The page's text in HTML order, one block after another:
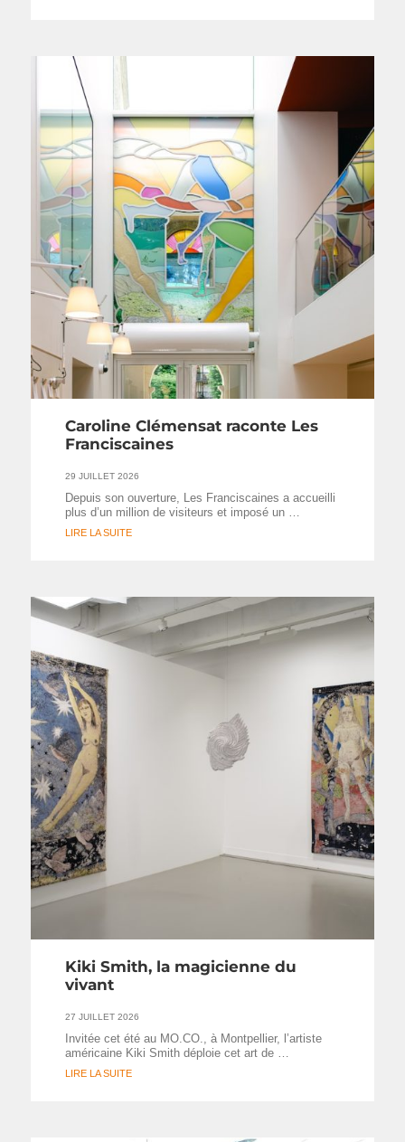
Caroline Clémensat raconte Les
Franciscaines
29 JUILLET 2026
Depuis son ouverture, Les Franciscaines a accueilli
plus d’un million de visiteurs et imposé un …
LIRE LA SUITE
Kiki Smith, la magicienne du
vivant
27 JUILLET 2026
Invitée cet été au MO.CO., à Montpellier, l’artiste
américaine Kiki Smith déploie cet art de …
LIRE LA SUITE